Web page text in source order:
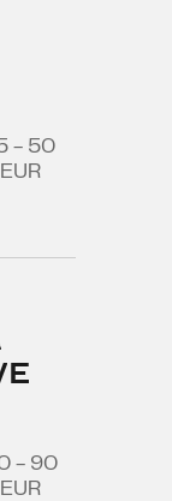
- 50
EUR
- 90
EUR